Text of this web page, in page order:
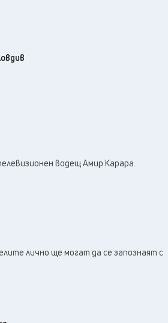
водещ Амир Карара.
лично ще могат да се запознаят с